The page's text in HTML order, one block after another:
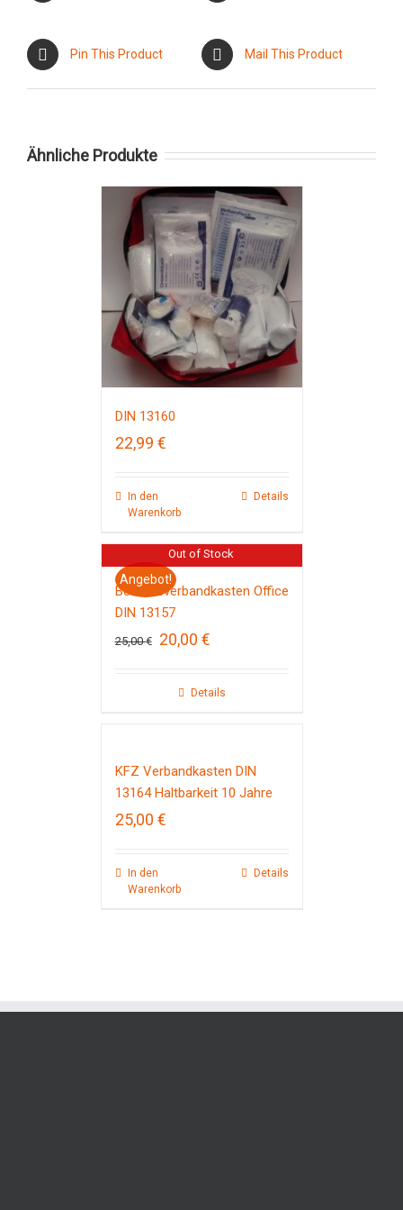
Pin This Product Mail This Product
Ähnliche Produkte
DIN 13160
22,99 €
In den
Warenkorb
Details
Angebot!
Out of Stock
Betriebsverbandkasten Office
DIN 13157
25,00€
Ursprünglicher
25,00 €
20,00 €Aktueller
20,00 €.
Details
KFZ Verbandkasten DIN
13164 Haltbarkeit 10 Jahre
25,00 €
In den
Warenkorb
Details